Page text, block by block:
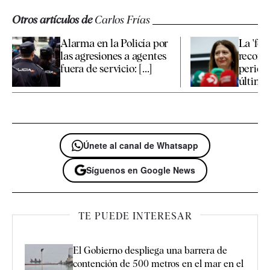
Otros artículos deCarlos Frías
Alarma en la Policía por
las agresiones a agentes
fuera de servicio: [...]
La
Únete al canal de Whatsapp
Síguenos en Google News
TE PUEDE INTERESAR
El Gobierno despliega una barrera de
contención de 500 metros en el mar en el